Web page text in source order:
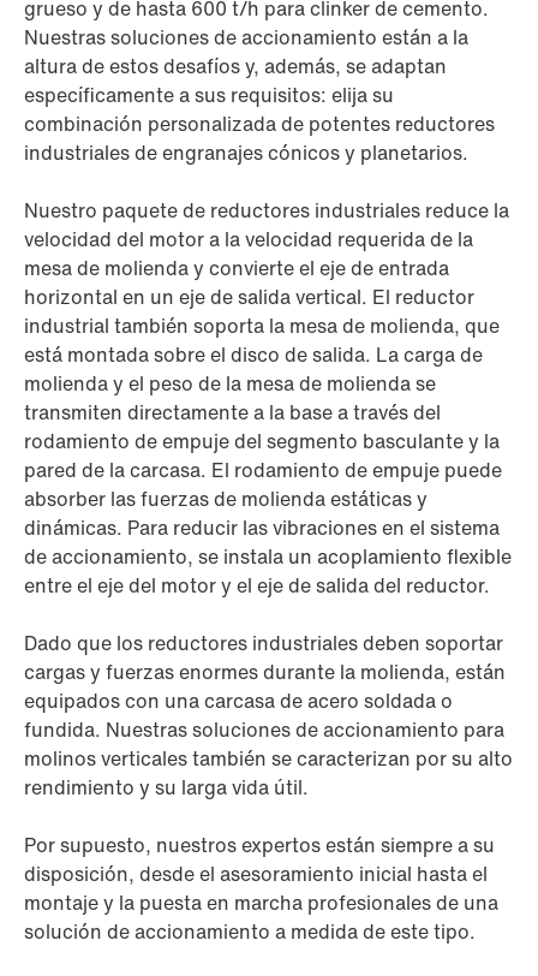
grueso y de hasta 600 t/h para clinker de cemento.
Nuestras soluciones de accionamiento están a la
altura de estos desafíos y, además, se adaptan
específicamente a sus requisitos: elija su
combinación personalizada de potentes reductores
industriales de engranajes cónicos y planetarios.
Nuestro paquete de reductores industriales reduce la
velocidad del motor a la velocidad requerida de la
mesa de molienda y convierte el eje de entrada
horizontal en un eje de salida vertical. El reductor
industrial también soporta la mesa de molienda, que
está montada sobre el disco de salida. La carga de
molienda y el peso de la mesa de molienda se
transmiten directamente a la base a través del
rodamiento de empuje del segmento basculante y la
pared de la carcasa. El rodamiento de empuje puede
absorber las fuerzas de molienda estáticas y
dinámicas. Para reducir las vibraciones en el sistema
de accionamiento, se instala un acoplamiento flexible
entre el eje del motor y el eje de salida del reductor.
Dado que los reductores industriales deben soportar
cargas y fuerzas enormes durante la molienda, están
equipados con una carcasa de acero soldada o
fundida. Nuestras soluciones de accionamiento para
molinos verticales también se caracterizan por su alto
rendimiento y su larga vida útil.
Por supuesto, nuestros expertos están siempre a su
disposición, desde el asesoramiento inicial hasta el
montaje y la puesta en marcha profesionales de una
solución de accionamiento a medida de este tipo.